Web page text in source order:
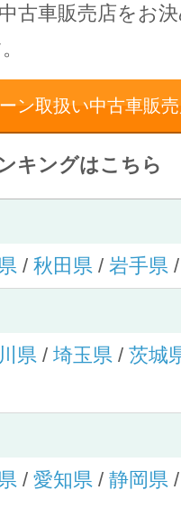
古車販売店をお
ン取扱い中古車販
キングはこちら
/ 秋田県/ 岩手県
県/ 埼玉県/ 茨城
/ 愛知県/ 静岡県